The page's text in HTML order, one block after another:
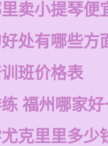
卖小提琴便
处有哪些方
班价格表
福州哪家
克里里多少